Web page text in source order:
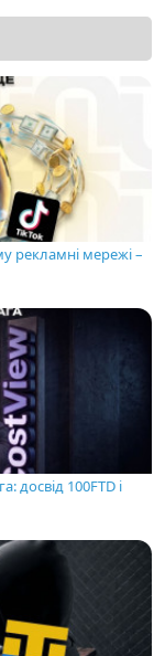
рекламні мережі –
досвід 100FTD і